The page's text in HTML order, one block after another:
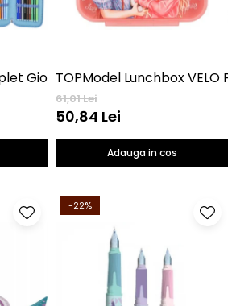
Penar echipat complet Giotto, 3 nivele Stitch
TOPModel Lunchbox VELO
61,01 Lei
50,84 Lei
Adauga in cos
-22%